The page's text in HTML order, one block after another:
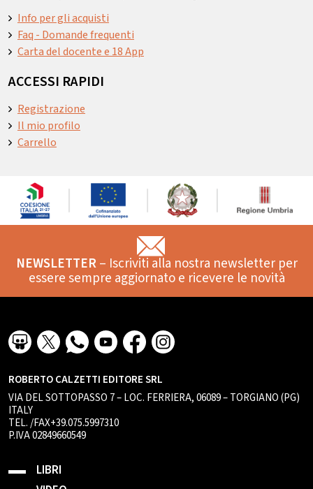
Info per gli acquisti
Faq - Domande frequenti
Carta del docente e 18 App
ACCESSI RAPIDI
Registrazione
Il mio profilo
Carrello
NEWSLETTER– Iscriviti alla nostra newsletter per
essere sempre aggiornato e ricevere le novità
ROBERTO CALZETTI EDITORE SRL
VIA DEL SOTTOPASSO 7 – LOC. FERRIERA, 06089 – TORGIANO (PG)
ITALY
TEL. /FAX+39.075.5997310
P.IVA 02849660549
LIBRI